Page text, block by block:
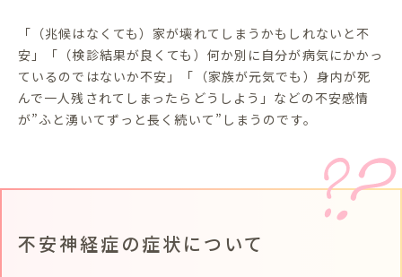
「（兆候はなくても）家が壊れてしまうかもしれないと不
安」「（検診結果が良くても）何か別に自分が病気にかかっ
ているのではないか不安」「（家族が元気でも）身内が死
んで一人残されてしまったらどうしよう」などの不安感情
が”ふと湧いてずっと長く続いて”しまうのです。
不安神経症の症状について